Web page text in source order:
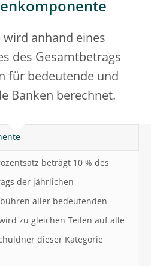
wird anhand eines
des Gesamtbetrags
für bedeutende und
Banken berechnet.
beträgt 10 % des
der jährlichen
aller bedeutenden
zu gleichen Teilen auf alle
dieser Kategorie